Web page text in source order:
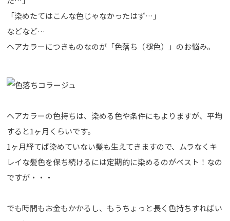
「染めたてはこんな色じゃなかったはず…」
などなど…
ヘアカラーにつきものなのが「色落ち（褪色）」のお悩み。
ヘアカラーの色持ちは、染める色や条件にもよりますが、平均
すると1ヶ月くらいです。
1ヶ月経てば染めていない髪も生えてきますので、ムラなくキ
レイな髪色を保ち続けるには定期的に染めるのがベスト！なの
ですが・・・
でも時間もお金もかかるし、もうちょっと長く色持ちすればい